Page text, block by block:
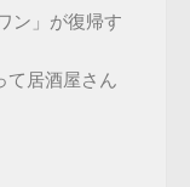
ン」が復帰す
て居酒屋さん